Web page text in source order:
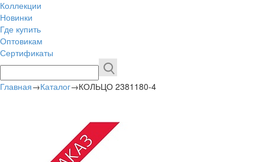
Коллекции
Новинки
Где купить
Оптовикам
Сертификаты
Главная→Каталог→КОЛЬЦО 2381180-4